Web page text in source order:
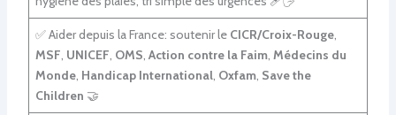
✅ Aider depuis la France: soutenir le CICR/Croix-Rouge,
MSF, UNICEF, OMS, Action contre la Faim, Médecins du
Monde, Handicap International, Oxfam, Save the
Children 🤝